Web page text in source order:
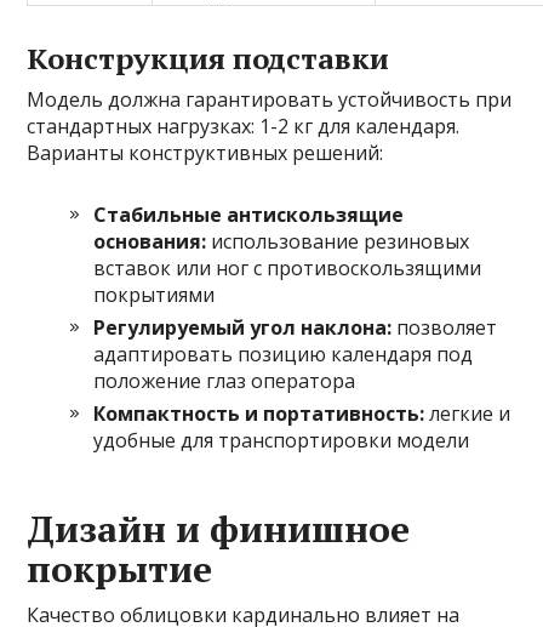
Конструкция подставки
Модель должна гарантировать устойчивость при
стандартных нагрузках: 1-2 кг для календаря.
Варианты конструктивных решений:
Стабильные антискользящие
основания: использование резиновых
вставок или ног с противоскользящими
покрытиями
Регулируемый угол наклона: позволяет
адаптировать позицию календаря под
положение глаз оператора
Компактность и портативность:легкие и
удобные для транспортировки модели
Дизайн и финишное
покрытие
Качество облицовки кардинально влияет на